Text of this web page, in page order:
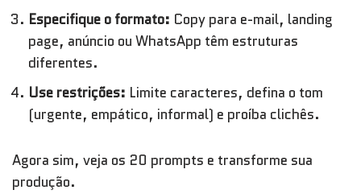
Especifique o formato: Copy para e-mail, landing
page, anúncio ou WhatsApp têm estruturas
diferentes.
Use restrições: Limite caracteres, defina o tom
(urgente, empático, informal) e proíba clichês.
Agora sim, veja os 20 prompts e transforme sua
produção.